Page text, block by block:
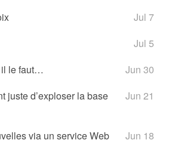
Jul 7
Jul 5
il le faut…
Jun 30
juste d’exploser la base
Jun 21
via un service Web
Jun 18